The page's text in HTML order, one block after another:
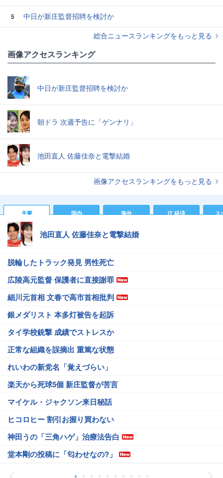
5
中日が新庄監督招聘を検討か
総合ニュースランキングをもっと見る
画像アクセスランキング
中日が新庄監督招聘を検討か
朝ドラ 次週予告に「ゲンナリ」
池田直人 佐藤佳奈と電撃結婚
画像アクセスランキングをもっと見る
主要 国内 海外 IT 経済 ス
池田直人 佐藤佳奈と電撃結婚
脱輪したトラック発見 男性死亡
広陵高元監督 保護者に直接謝罪
細川元首相 文春で高市首相批判
銀メダリスト 本多灯被告を起訴
タイ学校銃撃 成績でストレスか
正常な組織を誤摘出 重篤な状態
れいわの新党名「覚えづらい」
楽天から死球5個 新庄監督が苦言
マイケル・ジャクソン来日秘話
ヒコロヒー 割引お握り買わない
神田うの「三角ハゲ」治療法告白
堂本剛の投稿に「匂わせなの?」